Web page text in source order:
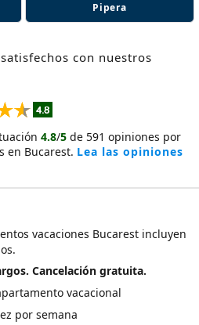
Pipera
con nuestros
4.8/5 de 591 opiniones por
en Bucarest. Lea las opiniones
vacaciones Bucarest incluyen
Cancelación gratuita.
vacacional
por semana